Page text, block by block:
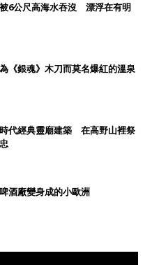
被6公尺高海水吞沒 漂浮在有明
《銀魂》木刀而莫名爆紅的溫泉
時代經典靈廟建築 在高野山裡祭
酒廠變身成的小歐洲